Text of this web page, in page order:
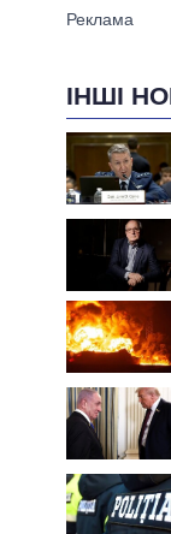
ІНШІ